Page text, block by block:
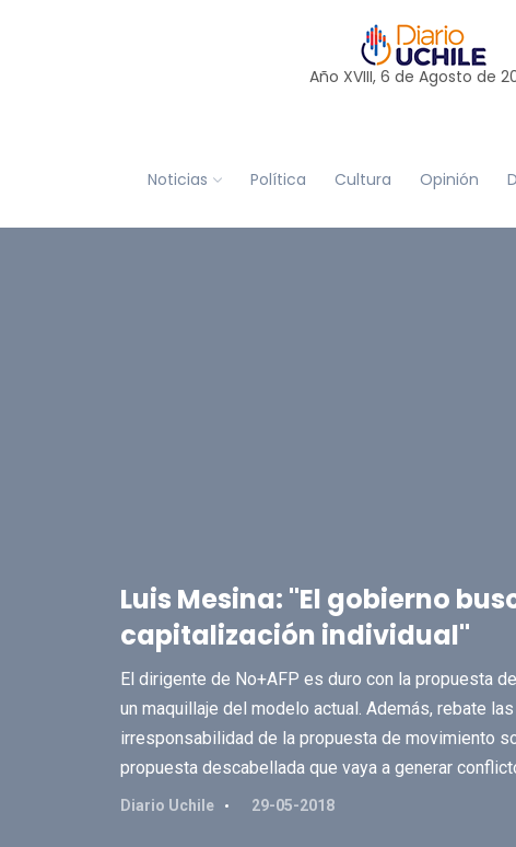
Año XVIII, 6 de Agosto de
Noticias Política Cultura Opinión
Luis Mesina: "El gobierno
capitalización individual"
El dirigente de No+AFP es duro con la propuesta
un maquillaje del modelo actual. Además, rebate
irresponsabilidad de la propuesta de movimiento
propuesta descabellada que vaya a generar
Diario Uchile 29-05-2018